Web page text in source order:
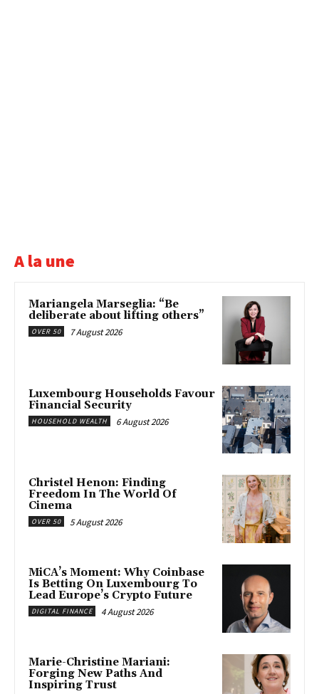
A la une
Mariangela Marseglia: “Be
deliberate about lifting others”
OVER 50 7 August 2026
Luxembourg Households Favour
Financial Security
HOUSEHOLD WEALTH 6 August 2026
Christel Henon: Finding
Freedom In The World Of
Cinema
OVER 50 5 August 2026
MiCA’s Moment: Why Coinbase
Is Betting On Luxembourg To
Lead Europe’s Crypto Future
DIGITAL FINANCE 4 August 2026
Marie-Christine Mariani:
Forging New Paths And
Inspiring Trust